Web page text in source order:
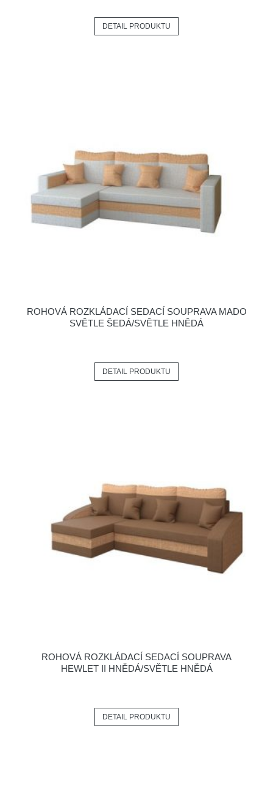
DETAIL PRODUKTU
ROHOVÁ ROZKLÁDACÍ SEDACÍ SOUPRAVA MADO
SVĚTLE ŠEDÁ/SVĚTLE HNĚDÁ
DETAIL PRODUKTU
ROHOVÁ ROZKLÁDACÍ SEDACÍ SOUPRAVA
HEWLET II HNĚDÁ/SVĚTLE HNĚDÁ
DETAIL PRODUKTU